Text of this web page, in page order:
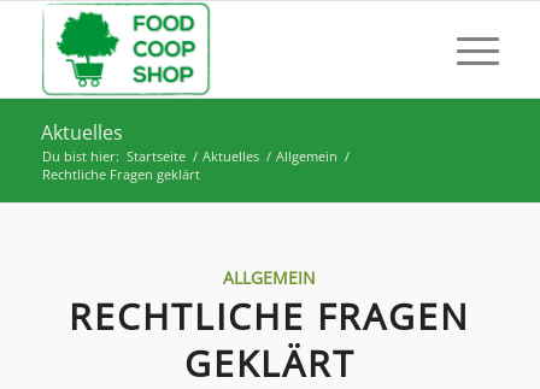
Aktuelles
Du bist hier: Startseite / Aktuelles / Allgemein /
Rechtliche Fragen geklärt
ALLGEMEIN
RECHTLICHE FRAGEN
GEKLÄRT